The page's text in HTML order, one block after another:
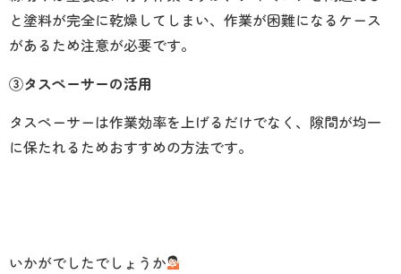
と塗料が完全に乾燥してしまい、作業が困難になるケース
があるため注意が必要です。
③タスペーサーの活用
タスペーサーは作業効率を上げるだけでなく、隙間が均一
に保たれるためおすすめの方法です。
いかがでしたでしょうか